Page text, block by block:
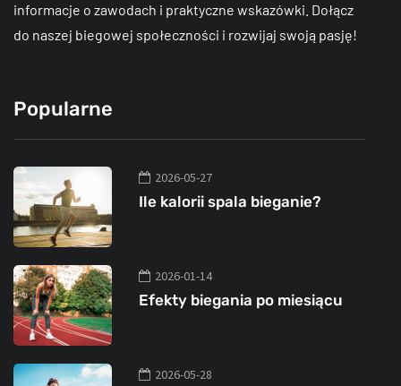
informacje o zawodach i praktyczne wskazówki. Dołącz
do naszej biegowej społeczności i rozwijaj swoją pasję!
Popularne
2026-05-27
Ile kalorii spala bieganie?
2026-01-14
Efekty biegania po miesiącu
2026-05-28